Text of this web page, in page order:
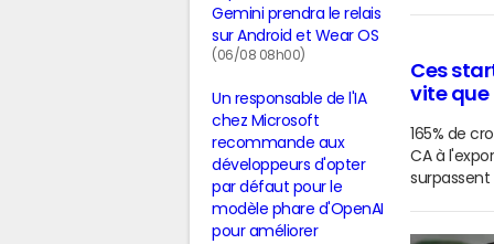
Gemini prendra le relais
sur Android et Wear OS
(06/08 08h00)
Un responsable de l'IA
chez Microsoft
recommande aux
développeurs d'opter
par défaut pour le
modèle phare d'OpenAI
pour améliorer
Ces
vite que
165% de
CA à
surpassent